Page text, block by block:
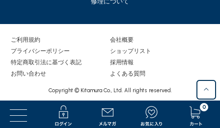
0
ご利用規約
プライバシーポリシー
特定商取引法に基づく表記
お問い合わせ
会社概要
ショップリスト
採用情報
よくある質問
Copyright © Kitamura Co., Ltd. All rights reserved.